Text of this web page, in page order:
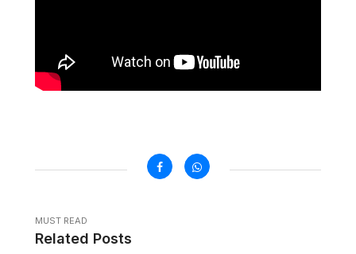
MUST READ
Related Posts